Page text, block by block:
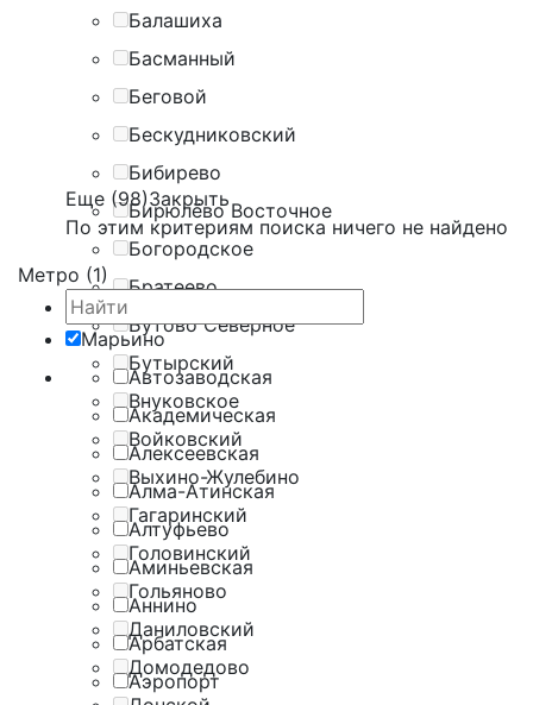
Балашиха
Басманный
Беговой
Бескудниковский
Бибирево
Бирюлёво Восточное
Богородское
Братеево
Бутово Северное
Бутырский
Внуковское
Войковский
Выхино-Жулебино
Гагаринский
Головинский
Гольяново
Даниловский
Домодедово
Еще (98)Закрыть
По этим критериям поиска ничего не найдено
Метро (1)
Марьино
Автозаводская
Академическая
Алексеевская
Алма-Атинская
Алтуфьево
Аминьевская
Аннино
Арбатская
Аэропорт